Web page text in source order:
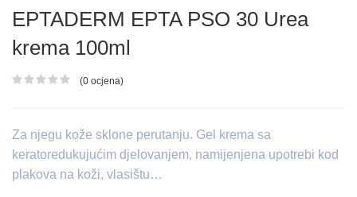
EPTADERM EPTA PSO 30 Urea
krema 100ml
Ocjena proizvoda
(0 ocjena)
Za njegu kože sklone perutanju. Gel krema sa
keratoredukujućim djelovanjem, namijenjena upotrebi kod
plakova na koži, vlasištu…